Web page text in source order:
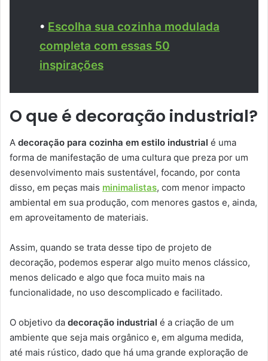
• Escolha sua cozinha modulada
completa com essas 50
inspirações
O que é decoração industrial?
A decoração para cozinha em estilo industrial é uma
forma de manifestação de uma cultura que preza por um
desenvolvimento mais sustentável, focando, por conta
disso, em peças mais minimalistas, com menor impacto
ambiental em sua produção, com menores gastos e, ainda,
em aproveitamento de materiais.
Assim, quando se trata desse tipo de projeto de
decoração, podemos esperar algo muito menos clássico,
menos delicado e algo que foca muito mais na
funcionalidade, no uso descomplicado e facilitado.
O objetivo da decoração industrial é a criação de um
ambiente que seja mais orgânico e, em alguma medida,
até mais rústico, dado que há uma grande exploração de